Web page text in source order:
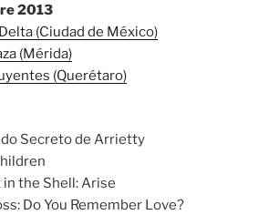
2013
(Ciudad de México)
(Mérida)
(Querétaro)
Secreto de Arrietty
the Shell: Arise
Do You Remember Love?